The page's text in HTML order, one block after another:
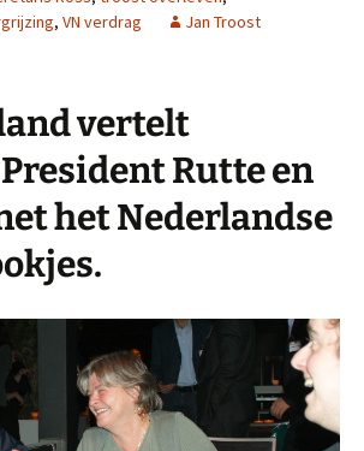
, VN verdrag Jan Troost
vertelt
Rutte en
het Nederlandse